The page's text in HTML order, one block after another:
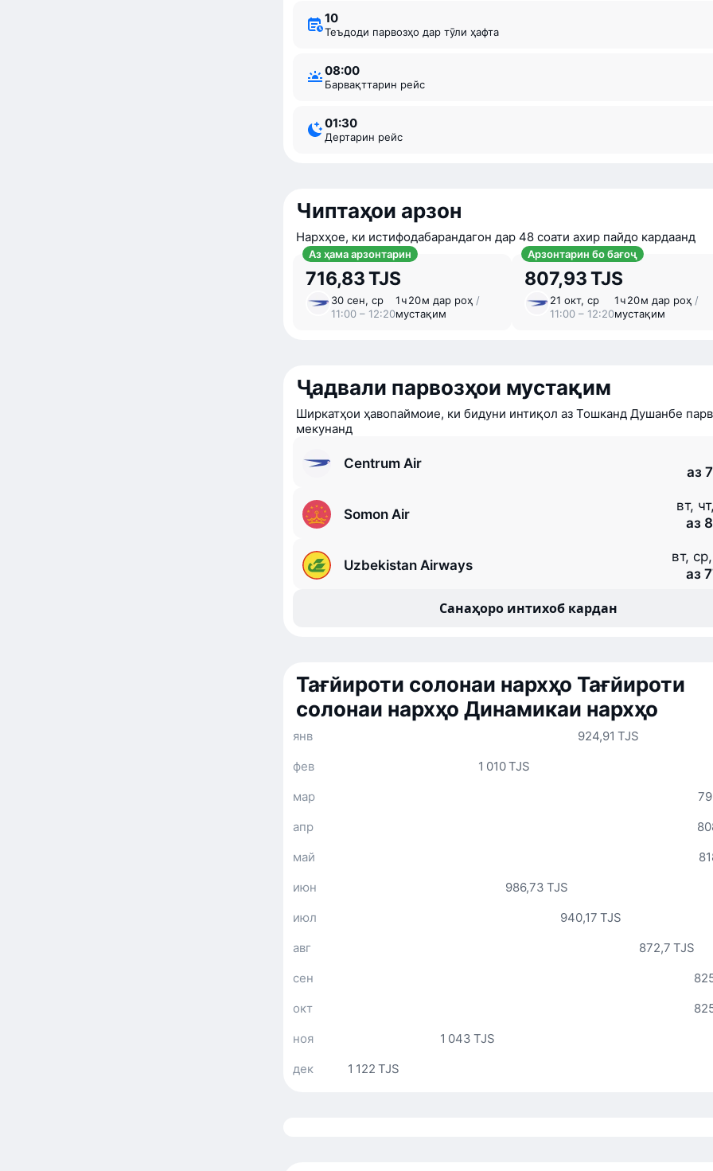
10
Теъдоди парвозҳо дар тӯли ҳафта
08:00
Барвақттарин рейс
01:30
Дертарин рейс
Чиптаҳои арзон
Нархҳое, ки истифодабарандагон дар 48 соати ахир пайдо кардаанд
Аз ҳама арзонтарин
716,83 TJS
30 сен, ср
11:00 – 12:20
1 ⁠ч 20 ⁠м дар роҳ /
мустақим
Арзонтарин бо бағоҷ
807,93 TJS
21 окт, ср
11:00 – 12:20
1 ⁠ч 20 ⁠м дар роҳ /
мустақим
Ҷадвали парвозҳои мустақим
Ширкатҳои ҳавопаймоие, ки бидуни интиқол аз Тошканд Душанбе
мекунанд
Centrum Air
аз
Somon Air
вт,
аз
Uzbekistan Airways
вт,
аз
Санаҳоро интихоб кардан
Тағйироти солонаи нархҳо Тағйироти
солонаи нархҳо Динамикаи нархҳо
924,91 TJS
янв
1 010 TJS
фев
мар
апр
май
986,73 TJS
июн
940,17 TJS
июл
872,7 TJS
авг
сен
окт
1 043 TJS
ноя
1 122 TJS
дек